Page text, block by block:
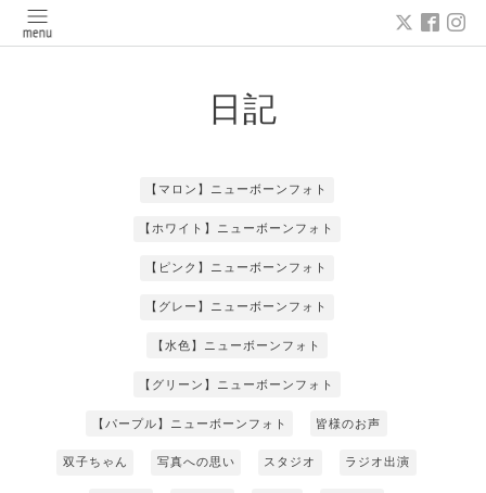
日記
【マロン】ニューボーンフォト
【ホワイト】ニューボーンフォト
【ピンク】ニューボーンフォト
【グレー】ニューボーンフォト
【水色】ニューボーンフォト
【グリーン】ニューボーンフォト
【パープル】ニューボーンフォト 皆様のお声
双子ちゃん 写真への思い スタジオ ラジオ出演